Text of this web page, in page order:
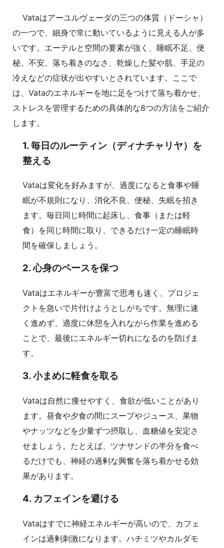
Vataはアーユルヴェーダの三つの体質（ドーシャ）
の一つで、細身で常に動いているように見える人が多
いです。エーテルと空間の要素が強く、睡眠不足、便
秘、不安、落ち着きのなさ、乾燥した髪や肌、手足の
冷えなどの症状が出やすいとされています。ここで
は、Vataのエネルギーを地に足をつけて落ち着かせ、
ストレスを管理するための具体的な8つの方法をご紹介
します。
1. 毎日のルーティン（ディナチャリヤ）を
整える
Vataは変化を好みますが、過度になると食事や睡
眠が不規則になり、消化不良、便秘、失眠を招き
ます。毎日同じ時間に起床し、食事（または軽
食）を同じ時間に取り、できるだけ一定の睡眠時
間を確保しましょう。
2. 心身のペースを保つ
Vataはエネルギーが豊富で思考も速く、プロジェ
クトを急いで片付けようとしがちです。無理に速
く進めず、適度に休憩を入れながら作業を進める
ことで、最後にエネルギー切れになるのを防げま
す。
3. 小まめに軽食を取る
Vataは自然に痩せやすく、食欲が低いことがあり
ます。昼食や夕食の間にスープやジュース、果物
やナッツなどを少量ずつ摂取し、血糖値を安定さ
せましょう。たとえば、ツナサンドの半分を食べ
るだけでも、神経の過剰な興奮を落ち着かせる効
果があります。
4. カフェインを避ける
Vataはすでに神経エネルギーが高いので、カフェ
インは過剰刺激になります。ハチミツやカルダモ